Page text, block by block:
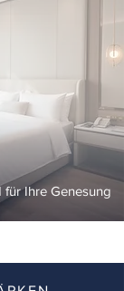
für Ihre Genesung